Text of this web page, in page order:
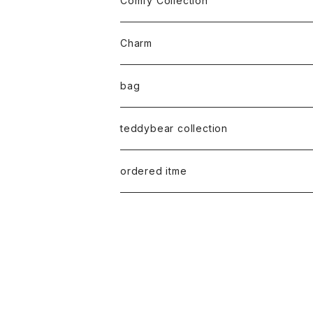
bracelet
anklet
earring
M size
L size
ML（12ｘ8）
tote style
T-shirt
Long sleeve
Sweat
Charm
bag
teddybear collection
ordered itme